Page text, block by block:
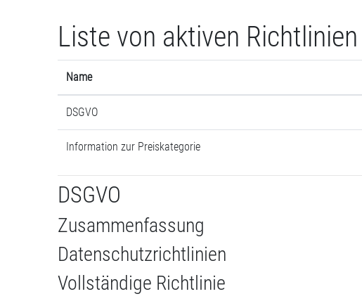
Liste von aktiven Richtlinien
Name
DSGVO
Information zur Preiskategorie
DSGVO
Zusammenfassung
Datenschutzrichtlinien
Vollständige Richtlinie